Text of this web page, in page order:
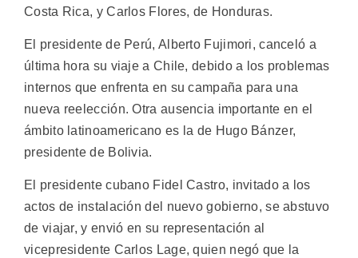
Costa Rica, y Carlos Flores, de Honduras.
El presidente de Perú, Alberto Fujimori, canceló a
última hora su viaje a Chile, debido a los problemas
internos que enfrenta en su campaña para una
nueva reelección. Otra ausencia importante en el
ámbito latinoamericano es la de Hugo Bánzer,
presidente de Bolivia.
El presidente cubano Fidel Castro, invitado a los
actos de instalación del nuevo gobierno, se abstuvo
de viajar, y envió en su representación al
vicepresidente Carlos Lage, quien negó que la